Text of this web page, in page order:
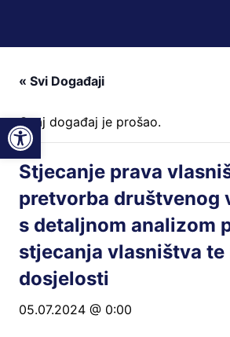
« Svi Događaji
Ovaj događaj je prošao.
Stjecanje prava
pretvorba društvenog
s detaljnom analizom
stjecanja vlasništva
dosjelosti
05.07.2024 @ 0:00
Open toolbar